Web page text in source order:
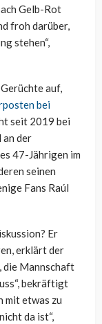
Gelb-Rot
froh darüber,
stehen“,
auf,
bei
seit 2019 bei
an der
47-Jährigen im
seinen
Fans Raúl
Er
erklärt der
die Mannschaft
bekräftigt
mit etwas zu
da ist“,